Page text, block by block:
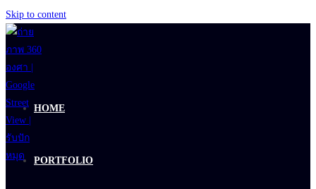
Skip to content
HOME
PORTFOLIO